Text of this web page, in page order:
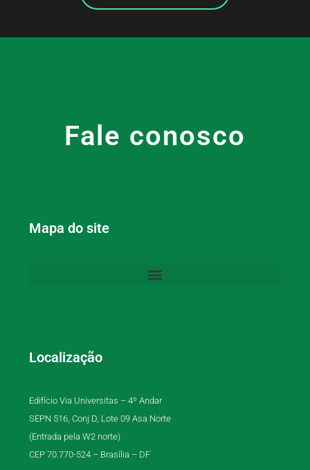
Fale conosco
Mapa do site
Localização
Edifício Via Universitas – 4º Andar
SEPN 516, Conj D, Lote 09 Asa Norte
(Entrada pela W2 norte)
CEP 70.770-524 – Brasília – DF